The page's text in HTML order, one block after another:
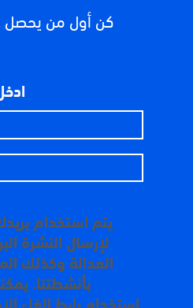
كن أول من يحصل
يتم استخدام
لإرسال النشرة
العدالة وكذلك
بأنشطتنا.
استخدام رابط إلغاء